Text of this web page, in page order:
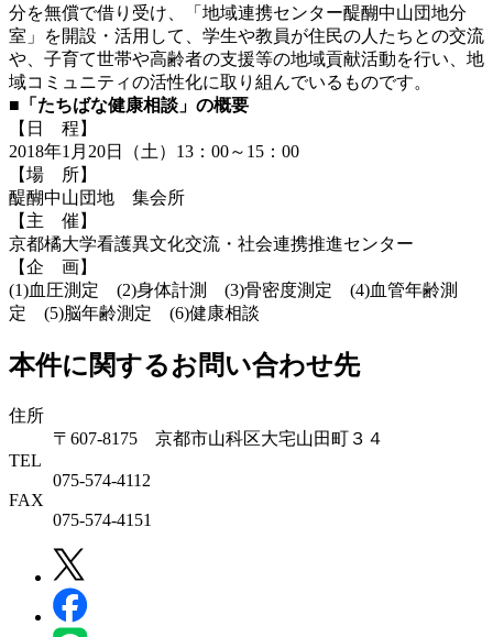
分を無償で借り受け、「地域連携センター醍醐中山団地分
室」を開設・活用して、学生や教員が住民の人たちとの交流
や、子育て世帯や高齢者の支援等の地域貢献活動を行い、地
域コミュニティの活性化に取り組んでいるものです。
■「たちばな健康相談」の概要
【日 程】
2018年1月20日（土）13：00～15：00
【場 所】
醍醐中山団地 集会所
【主 催】
京都橘大学看護異文化交流・社会連携推進センター
【企 画】
(1)血圧測定 (2)身体計測 (3)骨密度測定 (4)血管年齢測
定 (5)脳年齢測定 (6)健康相談
本件に関するお問い合わせ先
住所
〒607-8175 京都市山科区大宅山田町３４
TEL
075-574-4112
FAX
075-574-4151